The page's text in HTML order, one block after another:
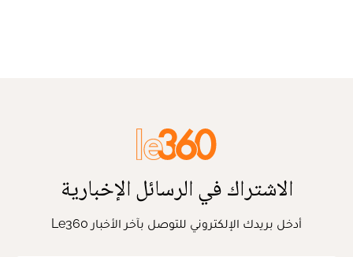
الاشتراك في الرسائل الإخبارية
أدخل بريدك الإلكتروني للتوصل بآخر الأخبار Le360